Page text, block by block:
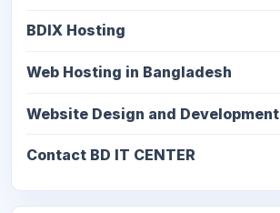
BDIX Hosting
Web Hosting in Bangladesh
Website Design and Development
Contact BD IT CENTER